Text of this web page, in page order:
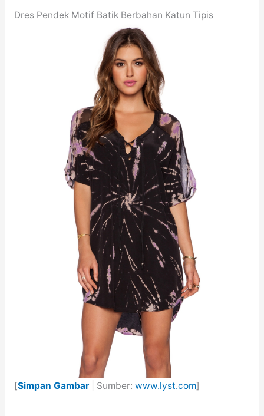
Dres Pendek Motif Batik Berbahan Katun Tipis
[Simpan Gambar| Sumber: www.lyst.com]